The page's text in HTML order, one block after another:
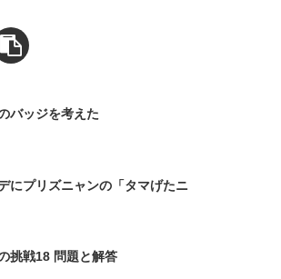
バッジを考えた
にプリズニャンの「タマげたニ
挑戦18 問題と解答